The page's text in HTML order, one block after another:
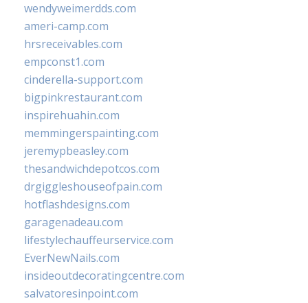
wendyweimerdds.com
ameri-camp.com
hrsreceivables.com
empconst1.com
cinderella-support.com
bigpinkrestaurant.com
inspirehuahin.com
memmingerspainting.com
jeremypbeasley.com
thesandwichdepotcos.com
drgiggleshouseofpain.com
hotflashdesigns.com
garagenadeau.com
lifestylechauffeurservice.com
EverNewNails.com
insideoutdecoratingcentre.com
salvatoresinpoint.com